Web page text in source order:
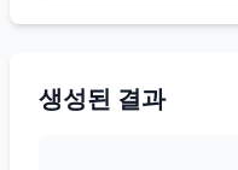
생성된 결과